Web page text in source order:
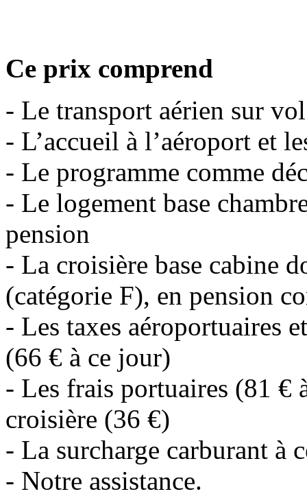
Ce prix comprend
- Le transport aérien sur
- L’accueil à l’aéroport et
- Le programme comme
- Le logement base
pension
- La croisière base cabine
(catégorie F), en pension
- Les taxes aéroportuaires
(66 € à ce jour)
- Les frais portuaires (81 €
croisière (36 €)
- La surcharge carburant à
- Notre assistance.